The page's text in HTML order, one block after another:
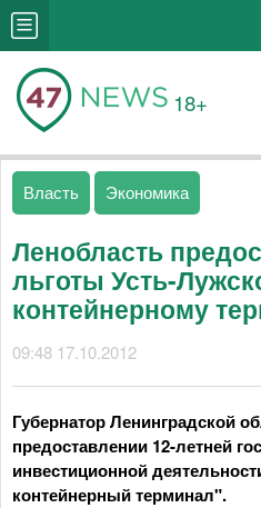
18+
Власть Экономика
Ленобласть
льготы Усть-
контейнерному
09:48 17.10.2012
Губернатор Ленинградской
предоставлении 12-летней
инвестиционной
контейнерный терминал".